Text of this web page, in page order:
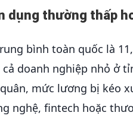
dụng thường thấp
bình toàn quốc là
doanh nghiệp nhỏ ở
mức lương bị kéo
nghệ, fintech hoặc